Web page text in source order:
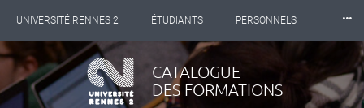
UNIVERSITÉ RENNES 2 ÉTUDIANTS PERSONNELS
INTERNATIONAL PROFESSIONNELS BIBLIOTHÈQUES
LES NOUVELLES DE RENNES 2
⸱⸱⸱
CATALOGUE
DES FORMATIONS